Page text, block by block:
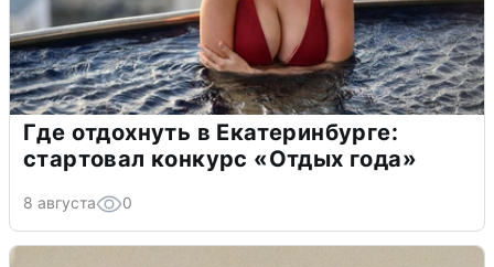
Где отдохнуть в Екатеринбурге:
стартовал конкурс «Отдых года»
8 августа 0